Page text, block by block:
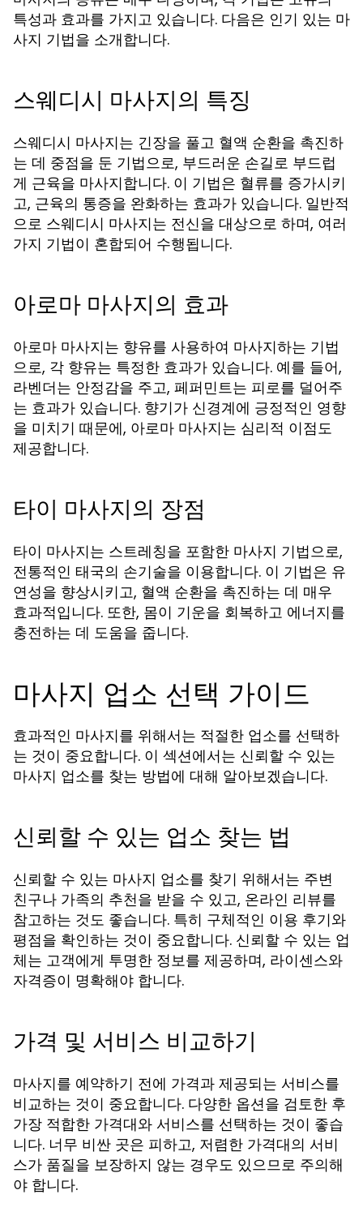
특성과 효과를 가지고 있습니다. 다음은 인기 있는 마
사지 기법을 소개합니다.
스웨디시 마사지의 특징
스웨디시 마사지는 긴장을 풀고 혈액 순환을 촉진하
는 데 중점을 둔 기법으로, 부드러운 손길로 부드럽
게 근육을 마사지합니다. 이 기법은 혈류를 증가시키
고, 근육의 통증을 완화하는 효과가 있습니다. 일반적
으로 스웨디시 마사지는 전신을 대상으로 하며, 여러
가지 기법이 혼합되어 수행됩니다.
아로마 마사지의 효과
아로마 마사지는 향유를 사용하여 마사지하는 기법
으로, 각 향유는 특정한 효과가 있습니다. 예를 들어,
라벤더는 안정감을 주고, 페퍼민트는 피로를 덜어주
는 효과가 있습니다. 향기가 신경계에 긍정적인 영향
을 미치기 때문에, 아로마 마사지는 심리적 이점도
제공합니다.
타이 마사지의 장점
타이 마사지는 스트레칭을 포함한 마사지 기법으로,
전통적인 태국의 손기술을 이용합니다. 이 기법은 유
연성을 향상시키고, 혈액 순환을 촉진하는 데 매우
효과적입니다. 또한, 몸이 기운을 회복하고 에너지를
충전하는 데 도움을 줍니다.
마사지 업소 선택 가이드
효과적인 마사지를 위해서는 적절한 업소를 선택하
는 것이 중요합니다. 이 섹션에서는 신뢰할 수 있는
마사지 업소를 찾는 방법에 대해 알아보겠습니다.
신뢰할 수 있는 업소 찾는 법
신뢰할 수 있는 마사지 업소를 찾기 위해서는 주변
친구나 가족의 추천을 받을 수 있고, 온라인 리뷰를
참고하는 것도 좋습니다. 특히 구체적인 이용 후기와
평점을 확인하는 것이 중요합니다. 신뢰할 수 있는 업
체는 고객에게 투명한 정보를 제공하며, 라이센스와
자격증이 명확해야 합니다.
가격 및 서비스 비교하기
마사지를 예약하기 전에 가격과 제공되는 서비스를
비교하는 것이 중요합니다. 다양한 옵션을 검토한 후
가장 적합한 가격대와 서비스를 선택하는 것이 좋습
니다. 너무 비싼 곳은 피하고, 저렴한 가격대의 서비
스가 품질을 보장하지 않는 경우도 있으므로 주의해
야 합니다.